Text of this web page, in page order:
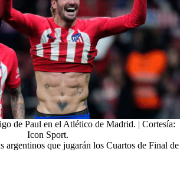
de Paul en el Atlético de Madrid. | Cortesía:
Icon Sport.
argentinos que jugarán los Cuartos de Final de